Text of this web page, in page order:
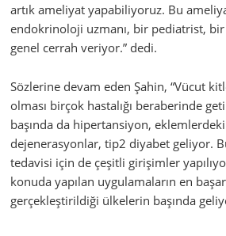
artık ameliyat yapabiliyoruz. Bu
endokrinoloji uzmanı, bir pediatrist,
genel cerrah veriyor.” dedi.
Sözlerine devam eden Şahin, “Vücut
olması birçok hastalığı beraberinde
başında da hipertansiyon,
dejenerasyonlar, tip2 diyabet geliyor.
tedavisi için de çeşitli girişimler
konuda yapılan uygulamaların en
gerçekleştirildiği ülkelerin başında